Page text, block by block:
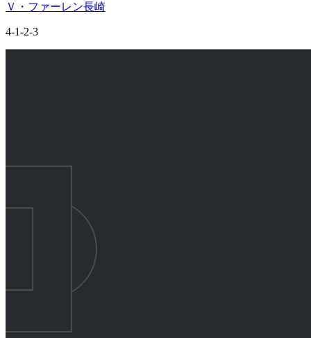
Ｖ・ファーレン長崎
4-1-2-3